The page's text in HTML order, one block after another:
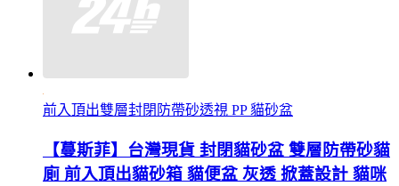
前入頂出雙層封閉防帶砂透視 PP 貓砂盆
【蔓斯菲】台灣現貨 封閉貓砂盆 雙層防帶砂貓
廁 前入頂出貓砂箱 貓便盆 灰透 掀蓋設計 貓咪